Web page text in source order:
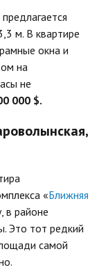
м. В квартире
окна и
на
не
000 $.
«Ближняя
в районе
Это тот редкий
самой